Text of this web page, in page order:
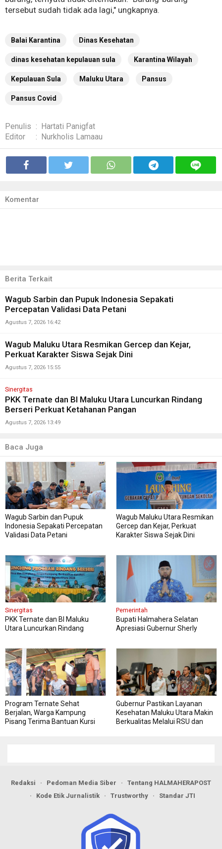
tersebut sudah tidak ada lagi," ungkapnya.
Balai Karantina Dinas Kesehatan
dinas kesehatan kepulauan sula Karantina Wilayah
Kepulauan Sula Maluku Utara Pansus
Pansus Covid
Penulis :
Hartati Panigfat
Editor
: Nurkholis Lamaau
Komentar
Berita Terkait
Wagub Sarbin dan Pupuk Indonesia Sepakati
Percepatan Validasi Data Petani
Agustus 7, 2026 16:42
Wagub Maluku Utara Resmikan Gercep dan Kejar,
Perkuat Karakter Siswa Sejak Dini
Agustus 7, 2026 15:55
Sinergitas
PKK Ternate dan BI Maluku Utara Luncurkan Rindang
Berseri Perkuat Ketahanan Pangan
Agustus 7, 2026 13:49
Baca Juga
Wagub Sarbin dan Pupuk
Indonesia Sepakati Percepatan
Validasi Data Petani
Wagub Maluku Utara Resmikan
Gercep dan Kejar, Perkuat
Karakter Siswa Sejak Dini
Sinergitas
PKK Ternate dan BI Maluku
Utara Luncurkan Rindang
Pemerintah
Bupati Halmahera Selatan
Apresiasi Gubernur Sherly
Program Ternate Sehat
Berjalan, Warga Kampung
Pisang Terima Bantuan Kursi
Gubernur Pastikan Layanan
Kesehatan Maluku Utara Makin
Berkualitas Melalui RSU dan
Redaksi Pedoman Media Siber
Tentang HALMAHERAPOST
Kode Etik Jurnalistik
Trustworthy Standar JTI